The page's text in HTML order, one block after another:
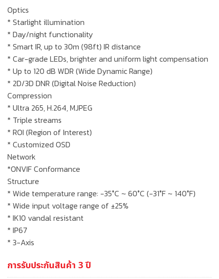
Optics
* Starlight illumination
* Day/night functionality
* Smart IR, up to 30m (98ft) IR distance
* Car-grade LEDs, brighter and uniform light compensation
* Up to 120 dB WDR (Wide Dynamic Range)
* 2D/3D DNR (Digital Noise Reduction)
Compression
* Ultra 265, H.264, MJPEG
* Triple streams
* ROI (Region of Interest)
* Customized OSD
Network
*ONVIF Conformance
Structure
* Wide temperature range: -35°C ~ 60°C (-31°F ~ 140°F)
* Wide input voltage range of ±25%
* IK10 vandal resistant
* IP67
* 3-Axis
การรับประกันสินค้า 3 ปี